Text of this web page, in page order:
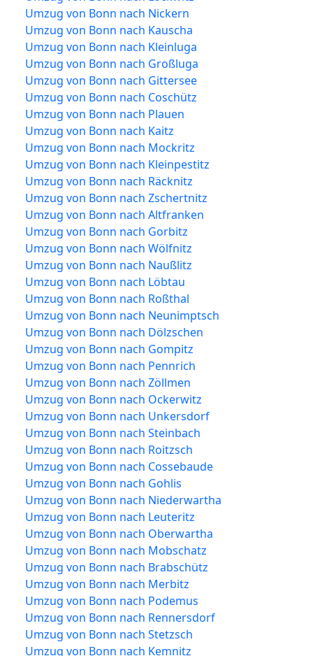
Umzug von Bonn nach Nickern
Umzug von Bonn nach Kauscha
Umzug von Bonn nach Kleinluga
Umzug von Bonn nach Großluga
Umzug von Bonn nach Gittersee
Umzug von Bonn nach Coschütz
Umzug von Bonn nach Plauen
Umzug von Bonn nach Kaitz
Umzug von Bonn nach Mockritz
Umzug von Bonn nach Kleinpestitz
Umzug von Bonn nach Räcknitz
Umzug von Bonn nach Zschertnitz
Umzug von Bonn nach Altfranken
Umzug von Bonn nach Gorbitz
Umzug von Bonn nach Wölfnitz
Umzug von Bonn nach Naußlitz
Umzug von Bonn nach Löbtau
Umzug von Bonn nach Roßthal
Umzug von Bonn nach Neunimptsch
Umzug von Bonn nach Dölzschen
Umzug von Bonn nach Gompitz
Umzug von Bonn nach Pennrich
Umzug von Bonn nach Zöllmen
Umzug von Bonn nach Ockerwitz
Umzug von Bonn nach Unkersdorf
Umzug von Bonn nach Steinbach
Umzug von Bonn nach Roitzsch
Umzug von Bonn nach Cossebaude
Umzug von Bonn nach Gohlis
Umzug von Bonn nach Niederwartha
Umzug von Bonn nach Leuteritz
Umzug von Bonn nach Oberwartha
Umzug von Bonn nach Mobschatz
Umzug von Bonn nach Brabschütz
Umzug von Bonn nach Merbitz
Umzug von Bonn nach Podemus
Umzug von Bonn nach Rennersdorf
Umzug von Bonn nach Stetzsch
Umzug von Bonn nach Kemnitz